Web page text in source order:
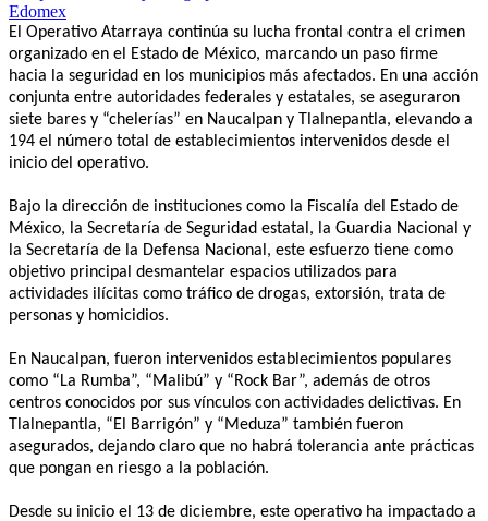
El Operativo Atarraya continúa su lucha frontal contra el crimen
organizado en el Estado de México, marcando un paso firme
hacia la seguridad en los municipios más afectados. En una acción
conjunta entre autoridades federales y estatales, se aseguraron
siete bares y “chelerías” en Naucalpan y Tlalnepantla, elevando a
194 el número total de establecimientos intervenidos desde el
inicio del operativo.
Bajo la dirección de instituciones como la Fiscalía del Estado de
México, la Secretaría de Seguridad estatal, la Guardia Nacional y
la Secretaría de la Defensa Nacional, este esfuerzo tiene como
objetivo principal desmantelar espacios utilizados para
actividades ilícitas como tráfico de drogas, extorsión, trata de
personas y homicidios.
En Naucalpan, fueron intervenidos establecimientos populares
como “La Rumba”, “Malibú” y “Rock Bar”, además de otros
centros conocidos por sus vínculos con actividades delictivas. En
Tlalnepantla, “El Barrigón” y “Meduza” también fueron
asegurados, dejando claro que no habrá tolerancia ante prácticas
que pongan en riesgo a la población.
Desde su inicio el 13 de diciembre, este operativo ha impactado a